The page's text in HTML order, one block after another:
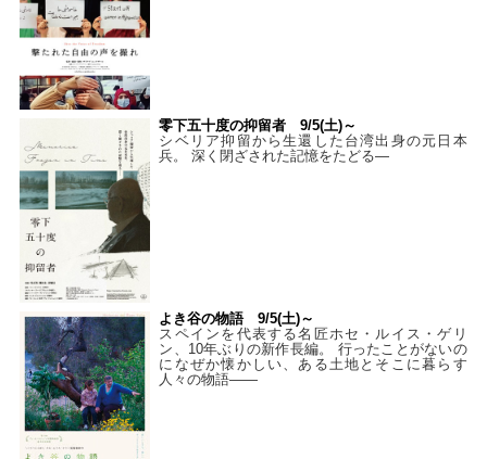
零下五十度の抑留者 9/5(土)～
シベリア抑留から生還した台湾出身の元日本
兵。 深く閉ざされた記憶をたどる—
よき谷の物語 9/5(土)～
スペインを代表する名匠ホセ・ルイス・ゲリ
ン、10年ぶりの新作長編。 行ったことがないの
になぜか懐かしい、ある土地とそこに暮らす
人々の物語――